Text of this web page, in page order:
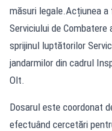
măsuri legale.Acțiunea
Serviciului de Combatere
sprijinul luptătorilor
jandarmilor din cadrul
Olt.
Dosarul este coordonat
efectuând cercetări